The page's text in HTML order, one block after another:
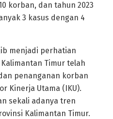
korban, dan tahun 2023
3 kasus dengan 4
menjadi perhatian
Timur telah
penanganan korban
Kinerja Utama (IKU).
sekali adanya tren
Kalimantan Timur.